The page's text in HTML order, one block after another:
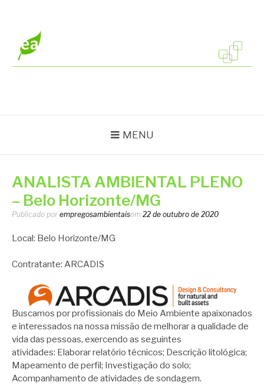
conteúdo
MENU
ANALISTA AMBIENTAL PLENO
– Belo Horizonte/MG
Publicado por empregosambientaisem 22 de outubro de 2020
Local: Belo Horizonte/MG
Contratante: ARCADIS
Buscamos por profissionais do Meio Ambiente apaixonados
e interessados na nossa missão de melhorar a qualidade de
vida das pessoas, exercendo as seguintes
atividades: Elaborar relatório técnicos; Descrição litológica;
Mapeamento de perfil; Investigação do solo;
Acompanhamento de atividades de sondagem.